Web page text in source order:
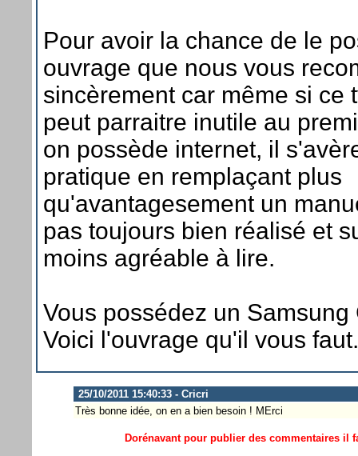
Pour avoir la chance de le
ouvrage que nous vous
sincèrement car même si ce
peut parraitre inutile au
on possède internet, il
pratique en remplaçant plus
qu'avantagesement un
pas toujours bien réalisé et
moins agréable à lire.
Vous possédez un Samsung
Voici l'ouvrage qu'il vous faut.
25/10/2011 15:40:33 - Cricri
Très bonne idée, on en a bien besoin ! MErci
Dorénavant pour publier des commentaires il